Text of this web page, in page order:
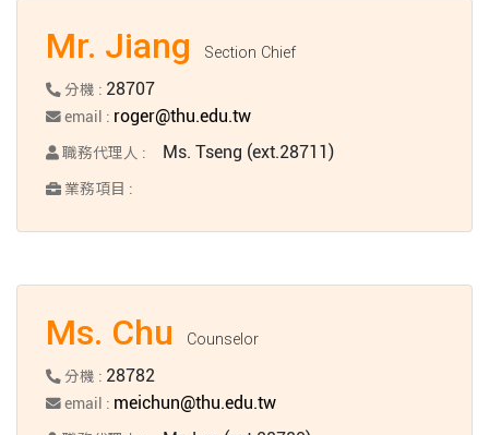
Mr. Jiang Section Chief
分機 : 28707
email : roger@thu.edu.tw
職務代理人 : Ms. Tseng (ext.28711)
業務項目 :
Ms. Chu Counselor
分機 : 28782
email : meichun@thu.edu.tw